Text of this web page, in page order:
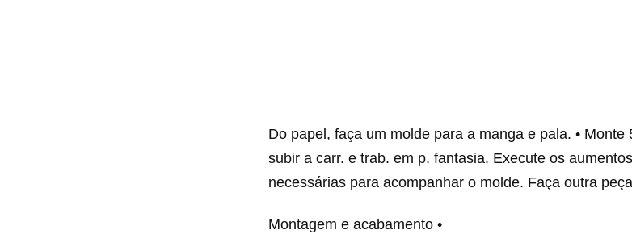
Do papel, faça um molde para a manga e pala. • Monte
subir a carr. e trab. em p. fantasia. Execute os
necessárias para acompanhar o molde. Faça outra
Montagem e acabamento •